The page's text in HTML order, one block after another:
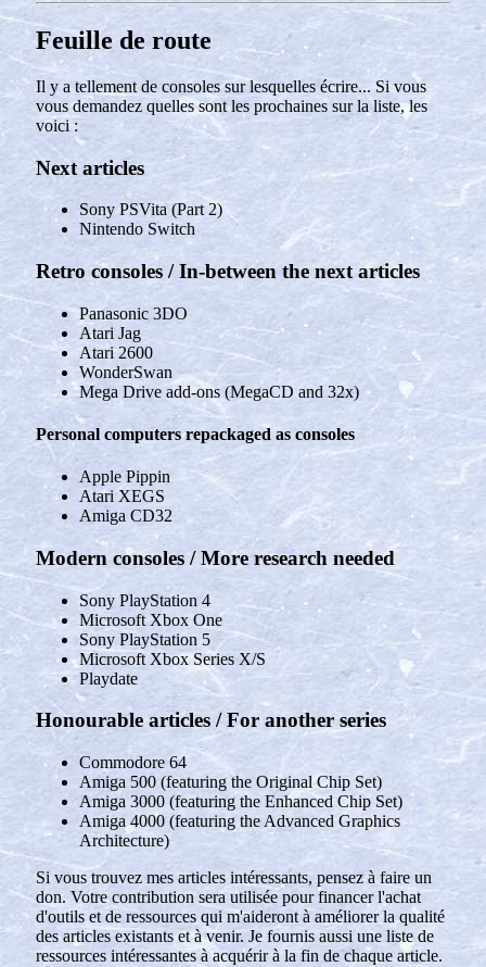
Feuille de route
Il y a tellement de consoles sur lesquelles écrire... Si vous
vous demandez quelles sont les prochaines sur la liste, les
voici :
Next articles
Sony PSVita (Part 2)
Nintendo Switch
Retro consoles / In-between the next articles
Panasonic 3DO
Atari Jag
Atari 2600
WonderSwan
Mega Drive add-ons (MegaCD and 32x)
Personal computers repackaged as consoles
Apple Pippin
Atari XEGS
Amiga CD32
Modern consoles / More research needed
Sony PlayStation 4
Microsoft Xbox One
Sony PlayStation 5
Microsoft Xbox Series X/S
Playdate
Honourable articles / For another series
Commodore 64
Amiga 500 (featuring the Original Chip Set)
Amiga 3000 (featuring the Enhanced Chip Set)
Amiga 4000 (featuring the Advanced Graphics
Architecture)
Si vous trouvez mes articles intéressants, pensez à faire un
don. Votre contribution sera utilisée pour financer l'achat
d'outils et de ressources qui m'aideront à améliorer la qualité
des articles existants et à venir. Je fournis aussi une liste de
ressources intéressantes à acquérir à la fin de chaque article.